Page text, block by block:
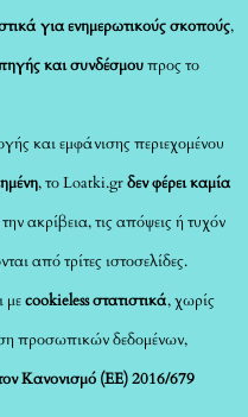
για ενημερωτικούς σκοπούς,
και συνδέσμουπρος το
και εμφάνισης περιεχομένου
, το Loatki.grδεν φέρει καμία
ακρίβεια, τις απόψεις ή τυχόν
από τρίτες ιστοσελίδες.
μεcookieless στατιστικά, χωρίς
προσωπικών δεδομένων,
Κανονισμό (ΕΕ) 2016/679